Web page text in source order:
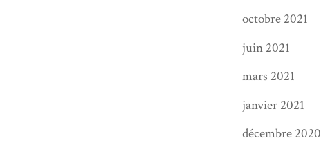
octobre 2021
juin 2021
mars 2021
janvier 2021
décembre 2020